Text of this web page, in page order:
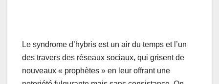
Le syndrome d’hybris est un air du temps et l’un
des travers des réseaux sociaux, qui grisent de
nouveaux « prophètes » en leur offrant une